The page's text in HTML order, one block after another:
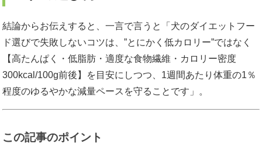
結論からお伝えすると、一言で言うと「犬のダイエットフー
ド選びで失敗しないコツは、”とにかく低カロリー”ではなく
【高たんぱく・低脂肪・適度な食物繊維・カロリー密度
300kcal/100g前後】を目安にしつつ、1週間あたり体重の1％
程度のゆるやかな減量ペースを守ることです」。
この記事のポイント